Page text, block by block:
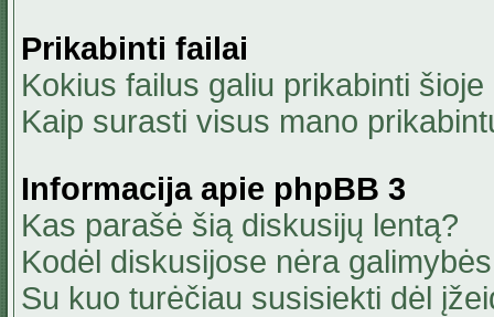
Prikabinti failai
Kokius failus galiu prikabinti
Kaip surasti visus mano
Informacija apie phpBB 3
Kas parašė šią diskusijų lentą?
Kodėl diskusijose nėra
Su kuo turėčiau susisiekti dėl